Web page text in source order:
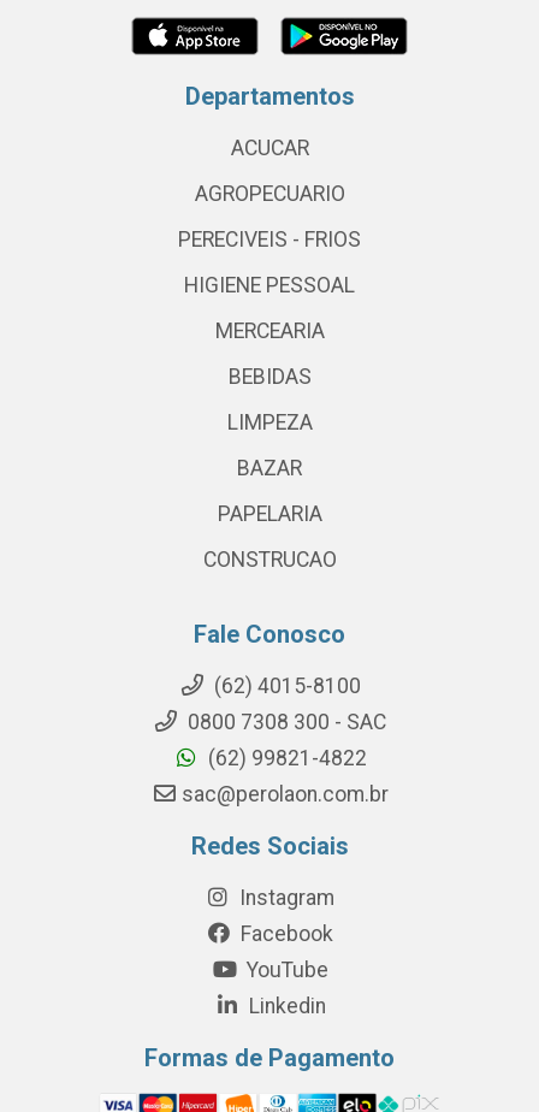
Departamentos
ACUCAR
AGROPECUARIO
PERECIVEIS - FRIOS
HIGIENE PESSOAL
MERCEARIA
BEBIDAS
LIMPEZA
BAZAR
PAPELARIA
CONSTRUCAO
Fale Conosco
(62) 4015-8100
0800 7308 300 - SAC
(62) 99821-4822
sac@perolaon.com.br
Redes Sociais
Instagram
Facebook
YouTube
Linkedin
Formas de Pagamento